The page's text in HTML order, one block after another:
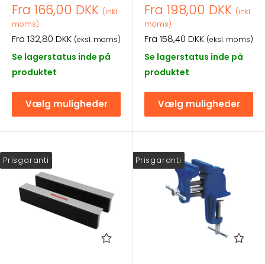
Salgspris
Fra 166,00 DKK (inkl.
moms)
Salgspris
Fra 132,80 DKK (eksl. moms)
Se lagerstatus inde på
produktet
Vælg muligheder
Salgspris
Fra 198,00 DKK (inkl.
moms)
Salgspris
Fra 158,40 DKK (eksl. moms)
Se lagerstatus inde på
produktet
Vælg muligheder
Prisgaranti Prisgaranti